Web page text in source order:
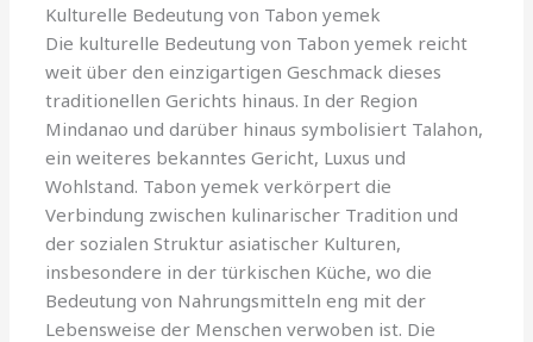
Kulturelle Bedeutung von Tabon yemek
Die kulturelle Bedeutung von Tabon yemek reicht
weit über den einzigartigen Geschmack dieses
traditionellen Gerichts hinaus. In der Region
Mindanao und darüber hinaus symbolisiert Talahon,
ein weiteres bekanntes Gericht, Luxus und
Wohlstand. Tabon yemek verkörpert die
Verbindung zwischen kulinarischer Tradition und
der sozialen Struktur asiatischer Kulturen,
insbesondere in der türkischen Küche, wo die
Bedeutung von Nahrungsmitteln eng mit der
Lebensweise der Menschen verwoben ist. Die